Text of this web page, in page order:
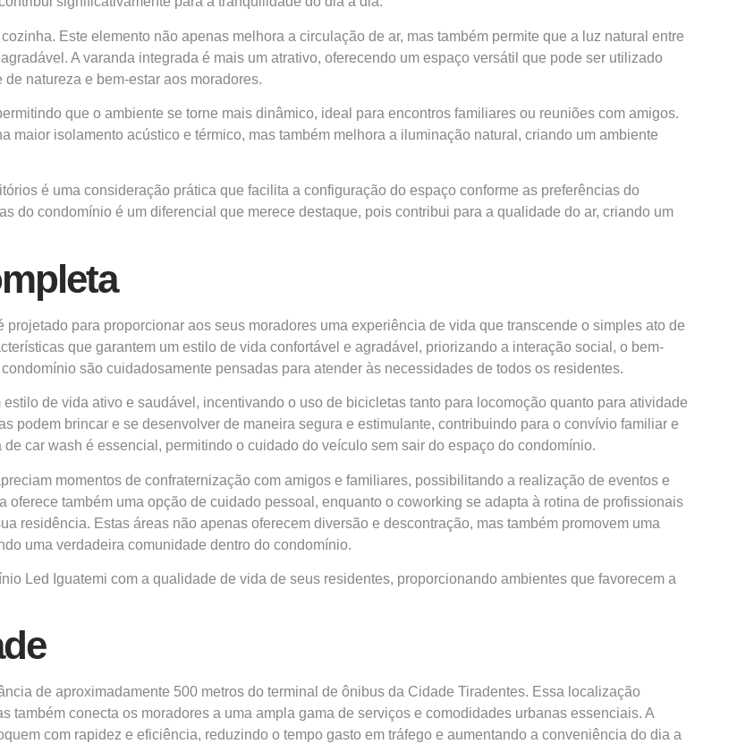
Este elemento não apenas melhora a circulação de ar, mas também permite que a luz natural entre
A varanda integrada é mais um atrativo, oferecendo um espaço versátil que pode ser utilizado
natureza e bem-estar aos moradores.
que o ambiente se torne mais dinâmico, ideal para encontros familiares ou reuniões com amigos.
maior isolamento acústico e térmico, mas também melhora a iluminação natural, criando um ambiente
é uma consideração prática que facilita a configuração do espaço conforme as preferências do
do condomínio é um diferencial que merece destaque, pois contribui para a qualidade do ar, criando um
para proporcionar aos seus moradores uma experiência de vida que transcende o simples ato de
que garantem um estilo de vida confortável e agradável, priorizando a interação social, o bem-
são cuidadosamente pensadas para atender às necessidades de todos os residentes.
de vida ativo e saudável, incentivando o uso de bicicletas tanto para locomoção quanto para atividade
podem brincar e se desenvolver de maneira segura e estimulante, contribuindo para o convívio familiar e
car wash é essencial, permitindo o cuidado do veículo sem sair do espaço do condomínio.
momentos de confraternização com amigos e familiares, possibilitando a realização de eventos e
também uma opção de cuidado pessoal, enquanto o coworking se adapta à rotina de profissionais
residência. Estas áreas não apenas oferecem diversão e descontração, mas também promovem uma
uma verdadeira comunidade dentro do condomínio.
Led Iguatemi com a qualidade de vida de seus residentes, proporcionando ambientes que favorecem a
de aproximadamente 500 metros do terminal de ônibus da Cidade Tiradentes. Essa localização
também conecta os moradores a uma ampla gama de serviços e comodidades urbanas essenciais. A
com rapidez e eficiência, reduzindo o tempo gasto em tráfego e aumentando a conveniência do dia a